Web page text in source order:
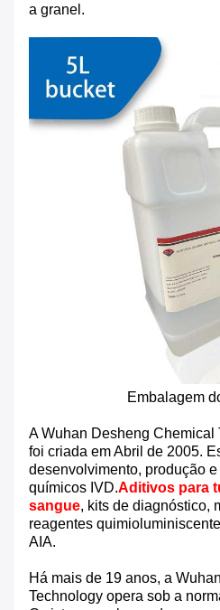
a granel.
Embalagem
A Wuhan Desheng Chemical
foi criada em Abril de 2005.
desenvolvimento, produção
químicos IVD.Aditivos para
sangue, kits de diagnóstico,
reagentes
AIA.
Há mais de 19 anos, a
Technology opera sob a